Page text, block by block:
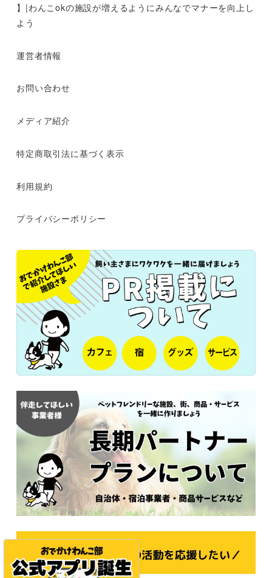
】|わんこokの施設が増えるようにみんなでマナーを向上し
よう
運営者情報
お問い合わせ
メディア紹介
特定商取引法に基づく表示
利用規約
プライバシーポリシー